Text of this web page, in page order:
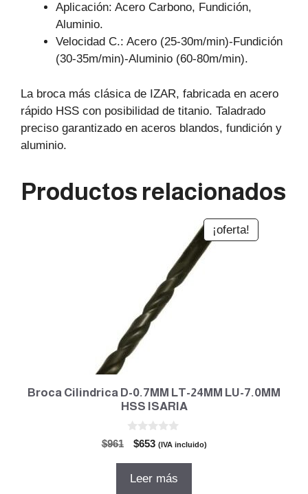
Aplicación: Acero Carbono, Fundición,
Aluminio.
Velocidad C.: Acero (25-30m/min)-Fundición
(30-35m/min)-Aluminio (60-80m/min).
La broca más clásica de IZAR, fabricada en acero
rápido HSS con posibilidad de titanio. Taladrado
preciso garantizado en aceros blandos, fundición y
aluminio.
Productos relacionados
¡oferta!
Broca Cilindrica D-0.7MM LT-24MM LU-7.0MM
HSS ISARIA
$961
El
original
$653El
actual
(IVA incluido)
Leer más